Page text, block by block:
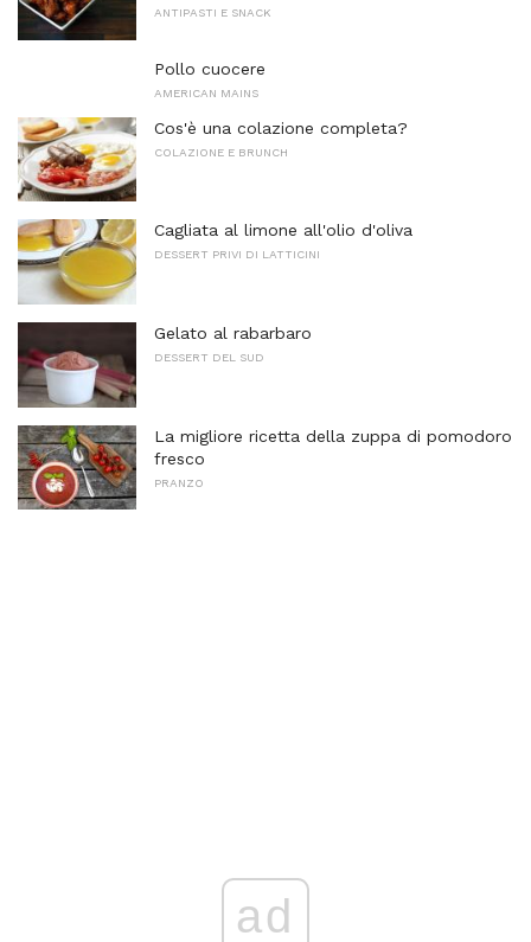
ANTIPASTI E SNACK
Pollo cuocere
AMERICAN MAINS
Cos'è una colazione completa?
COLAZIONE E BRUNCH
Cagliata al limone all'olio d'oliva
DESSERT PRIVI DI LATTICINI
Gelato al rabarbaro
DESSERT DEL SUD
La migliore ricetta della zuppa di pomodoro
fresco
PRANZO
ad